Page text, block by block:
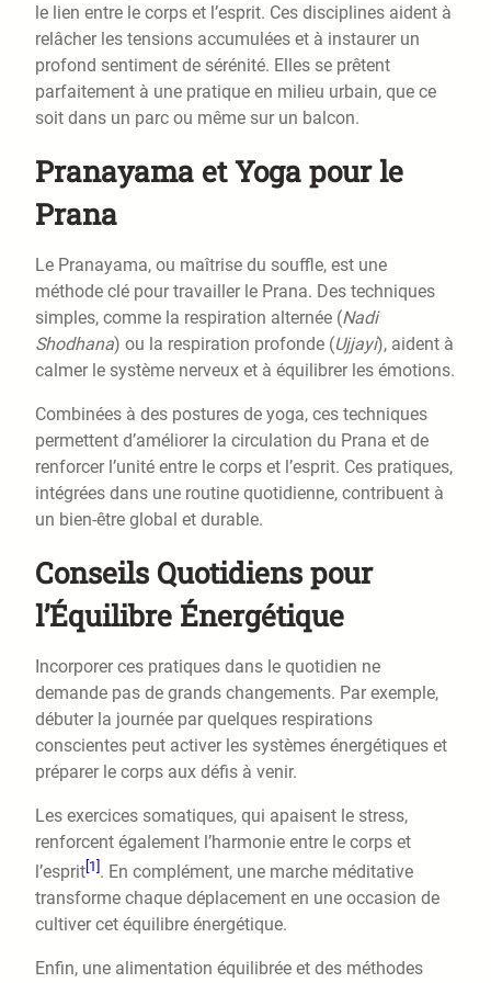
le lien entre le corps et l’esprit. Ces disciplines aident à
relâcher les tensions accumulées et à instaurer un
profond sentiment de sérénité. Elles se prêtent
parfaitement à une pratique en milieu urbain, que ce
soit dans un parc ou même sur un balcon.
Pranayama et Yoga pour le
Prana
Le Pranayama, ou maîtrise du souffle, est une
méthode clé pour travailler le Prana. Des techniques
simples, comme la respiration alternée (Nadi
Shodhana) ou la respiration profonde (Ujjayi), aident à
calmer le système nerveux et à équilibrer les émotions.
Combinées à des postures de yoga, ces techniques
permettent d’améliorer la circulation du Prana et de
renforcer l’unité entre le corps et l’esprit. Ces pratiques,
intégrées dans une routine quotidienne, contribuent à
un bien-être global et durable.
Conseils Quotidiens pour
l’Équilibre Énergétique
Incorporer ces pratiques dans le quotidien ne
demande pas de grands changements. Par exemple,
débuter la journée par quelques respirations
conscientes peut activer les systèmes énergétiques et
préparer le corps aux défis à venir.
Les exercices somatiques, qui apaisent le stress,
renforcent également l’harmonie entre le corps et
l’esprit [1] . En complément, une marche méditative
transforme chaque déplacement en une occasion de
cultiver cet équilibre énergétique.
Enfin, une alimentation équilibrée et des méthodes